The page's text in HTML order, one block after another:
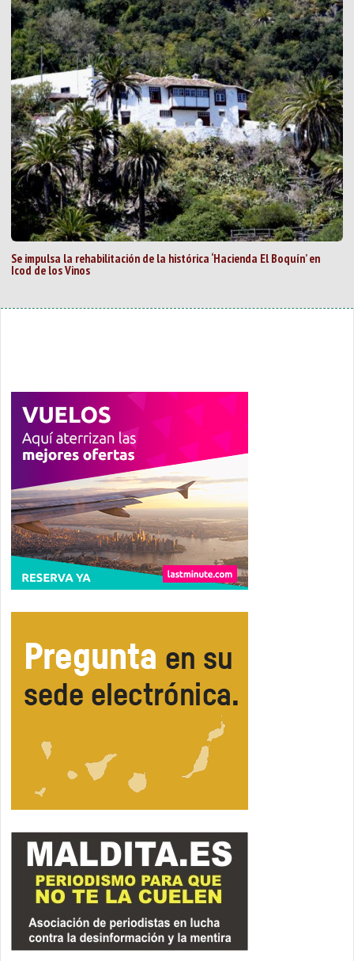
Se impulsa la rehabilitación de la histórica ‘Hacienda El Boquín’ en
Icod de los Vinos